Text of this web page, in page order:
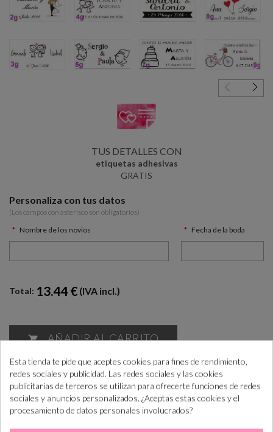
TUS DETALLES CON
etiquetas adhesivas
GRATIS
Personaliza con tus datos
(Los campos con asterísco son obligatorios)
Nombre de los novios
Fecha de la boda
Total: 13.44 € (IVA incl.)
 AÑADIR AL CARRITO
¿Cómo COMPRAR PASO a PASO? +info
“Si las necesitas antes consúltanos para ayudarte”
Esta tienda te pide que aceptes cookies para fines de rendimiento,
redes sociales y publicidad. Las redes sociales y las cookies
publicitarias de terceros se utilizan para ofrecerte funciones de redes
sociales y anuncios personalizados. ¿Aceptas estas cookies y el
procesamiento de datos personales involucrados?